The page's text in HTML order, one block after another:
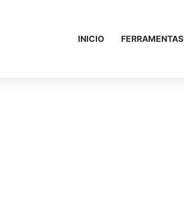
INICIO FERRAMENTAS